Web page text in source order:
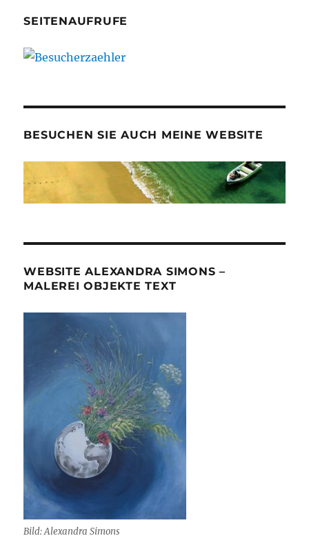
SEITENAUFRUFE
BESUCHEN SIE AUCH MEINE WEBSITE
WEBSITE ALEXANDRA SIMONS –
MALEREI OBJEKTE TEXT
Bild: Alexandra Simons